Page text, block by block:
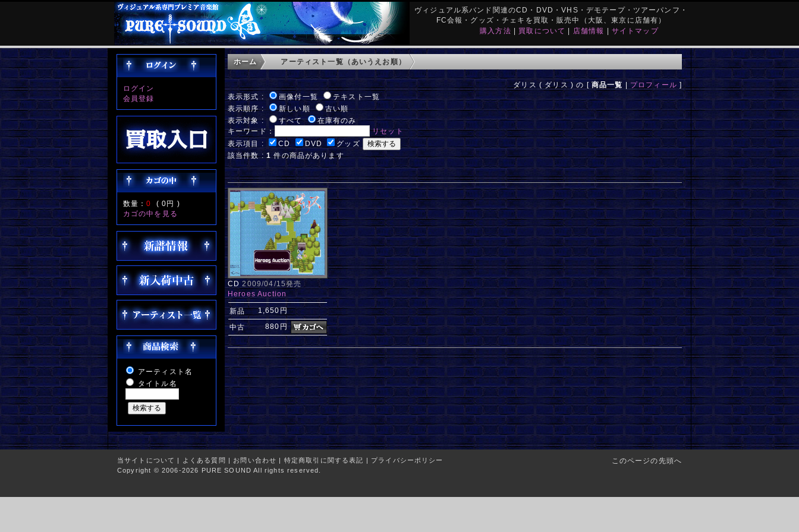
ヴィジュアル系バンド関連のCD・DVD・VHS・デモテープ・ツアーパンフ・
FC会報・グッズ・チェキを買取・販売中（大阪、東京に店舗有）
購入方法 | 買取について | 店舗情報 | サイトマップ
ログイン
会員登録
数量：0 (0円 )
カゴの中を見る
アーティスト名
タイトル名
ホーム アーティスト一覧（あいうえお順）
ダリス ( ダリス ) の [ 商品一覧 | プロフィール ]
表示形式 :
画像付一覧
テキスト一覧
表示順序 :
新しい順
古い順
表示対象 :
すべて
在庫有のみ
キーワード：
リセット
表示項目 :
CD DVD
グッズ
該当件数 :1 件の商品があります
CD2009/04/15発売
Heroes Auction
新品 1,650円
中古 880円
このページの先頭へ
当サイトについて | よくある質問 | お問い合わせ | 特定商取引に関する表記 | プライバシーポリシー
Copyright © 2006-2026 PURE SOUND All rights reserved.